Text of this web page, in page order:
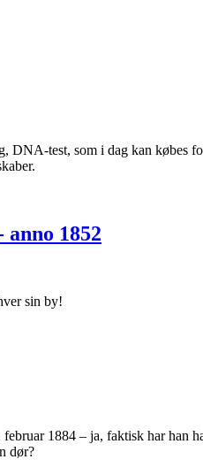
DNA-test, som i dag kan købes
1852
sin by!
1884 – ja, faktisk har han
dør?